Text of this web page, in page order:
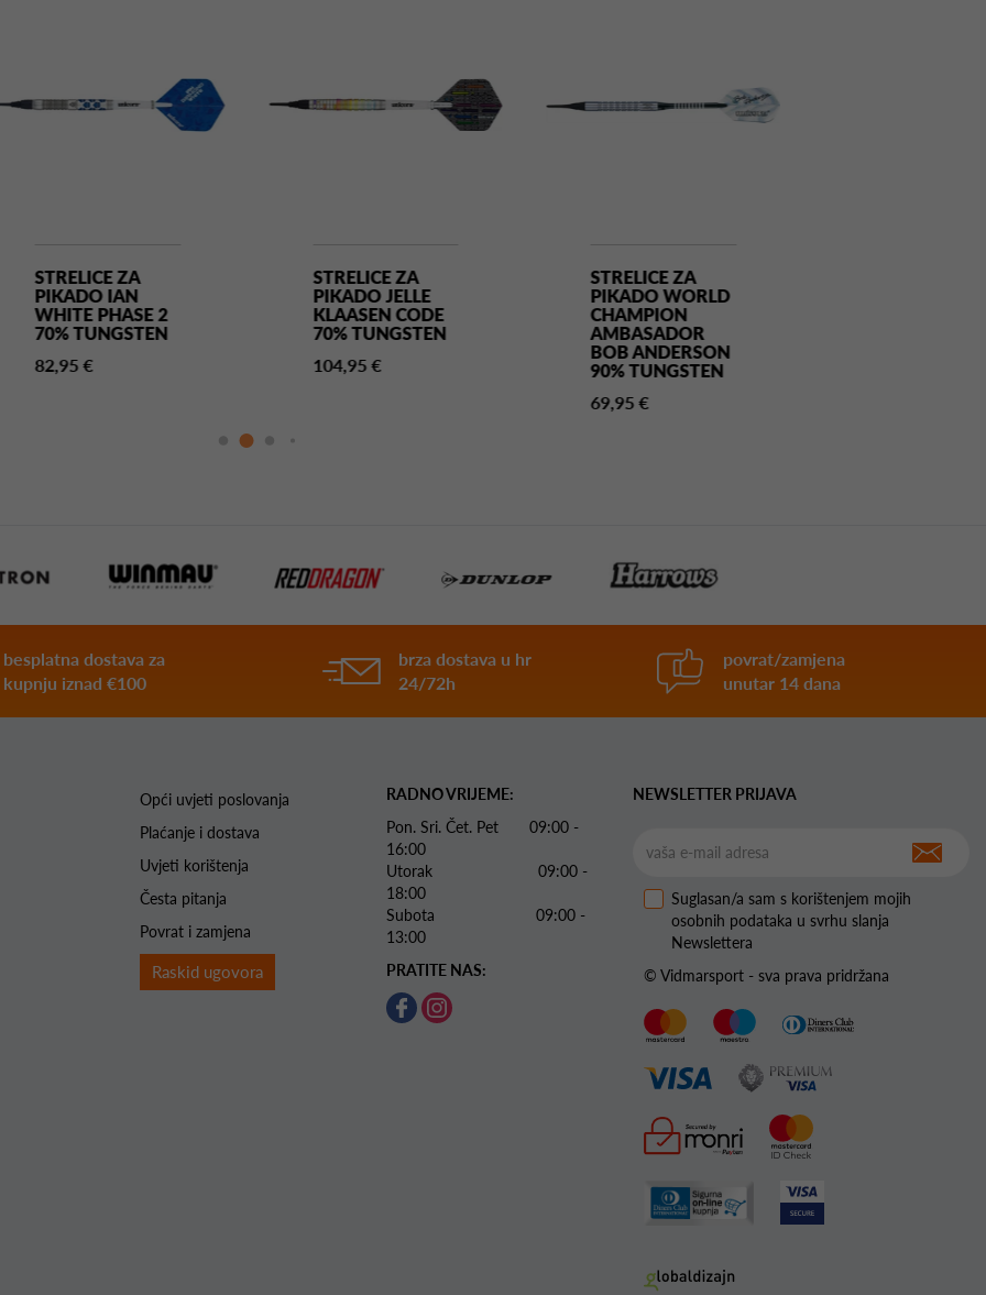
STRELICE ZA
PIKADO IAN
WHITE PHASE 2
70% TUNGSTEN
82,95 €
STRELICE ZA
PIKADO JELLE
KLAASEN CODE
70% TUNGSTEN
104,95 €
STRELICE ZA
PIKADO WORLD
CHAMPION
AMBASADOR
BOB ANDERSON
90% TUNGSTEN
69,95 €
besplatna dostava za
kupnju iznad €100
brza dostava u hr
24/72h
povrat/zamjena
unutar 14 dana
Opći uvjeti poslovanja
Plaćanje i dostava
Uvjeti korištenja
Česta pitanja
Povrat i zamjena
Raskid ugovora
RADNO VRIJEME:
Pon. Sri. Čet. Pet 09:00 -
16:00
Utorak 09:00 -
18:00
Subota 09:00 -
13:00
PRATITE NAS:
NEWSLETTER PRIJAVA
Suglasan/a sam s korištenjem mojih
osobnih podataka u svrhu slanja
Newslettera
© Vidmarsport - sva prava pridržana